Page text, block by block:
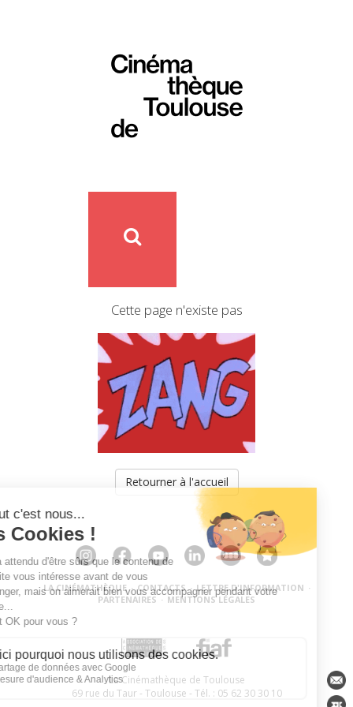
Cette page n'existe pas
Retourner à l'accueil
LA CINÉMATHÈQUE · CONTACTS · LETTRE D'INFORMATION ·
PARTENAIRES · MENTIONS LÉGALES
La Cinémathèque de Toulouse
69 rue du Taur - Toulouse - Tél. : 05 62 30 30 10